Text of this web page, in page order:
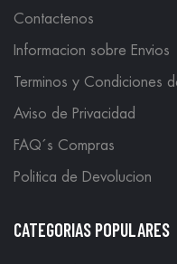
Contactenos
Informacion sobre Envios
Terminos y Condiciones
Aviso de Privacidad
FAQ´s Compras
Politica de Devolucion
CATEGORIAS POPULARES